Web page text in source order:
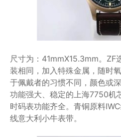
尺寸为：41mmX15.3mm。ZF
装相同，加入特殊金属，随时
于佩戴者的习惯不同，颜色或
功能强大、稳定的上海7750机
时码表功能齐全。青铜原料
线意大利小牛表带。